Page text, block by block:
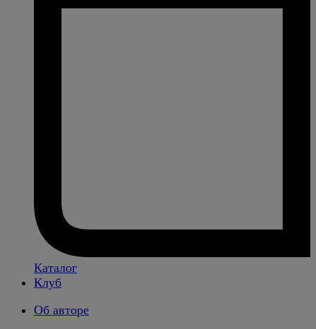
Каталог
Клуб
Об авторе